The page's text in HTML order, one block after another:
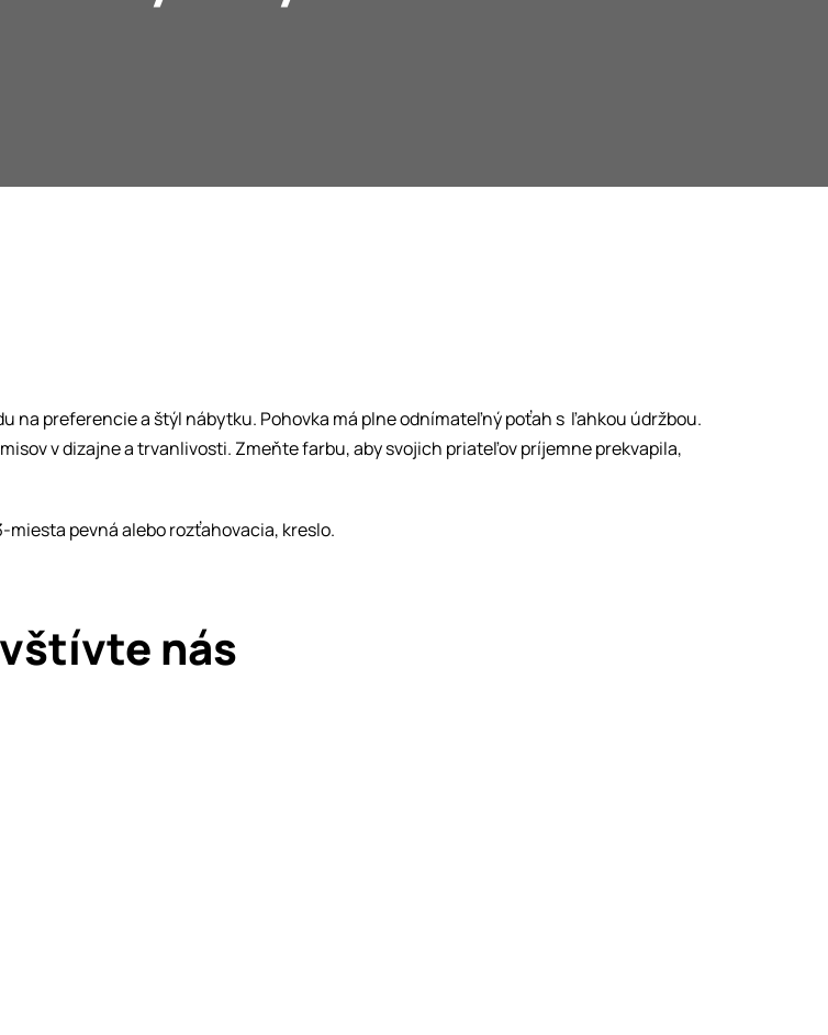
na preferencie a štýl nábytku. Pohovka má plne odnímateľný poťah s ľahkou údržbou.
v dizajne a trvanlivosti. Zmeňte farbu, aby svojich priateľov príjemne prekvapila,
pevná alebo rozťahovacia, kreslo.
nás